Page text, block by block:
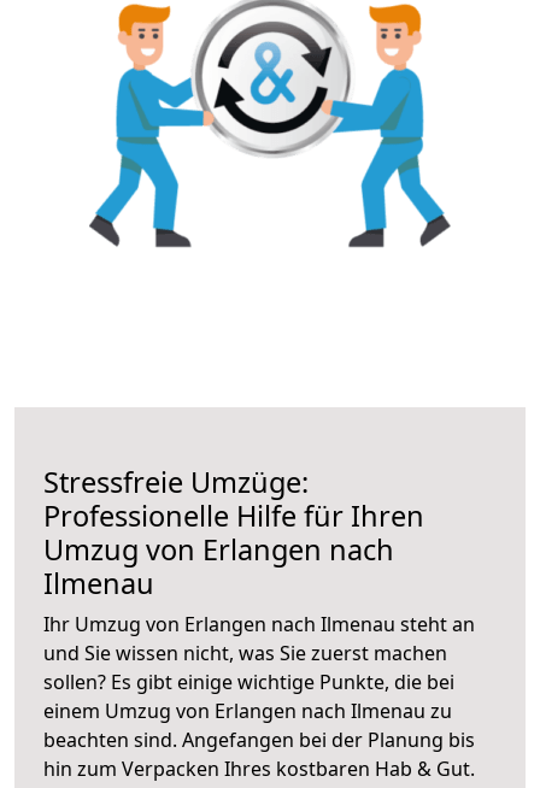
Stressfreie Umzüge:
Professionelle Hilfe für Ihren
Umzug von Erlangen nach
Ilmenau
Ihr Umzug von Erlangen nach Ilmenau steht an
und Sie wissen nicht, was Sie zuerst machen
sollen? Es gibt einige wichtige Punkte, die bei
einem Umzug von Erlangen nach Ilmenau zu
beachten sind. Angefangen bei der Planung bis
hin zum Verpacken Ihres kostbaren Hab & Gut.